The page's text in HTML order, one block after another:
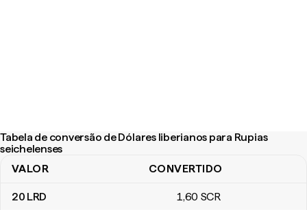
Tabela de conversão de Dólares liberianos para Rupias
seichelenses
Tabela de conversão de Dólares liberianos para Rupias
VALOR CONVERTIDO
20 LRD 1,60 SCR